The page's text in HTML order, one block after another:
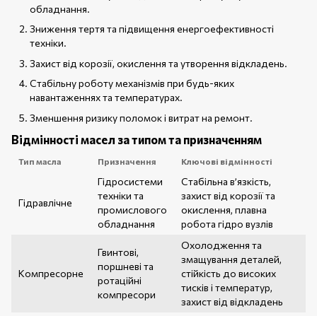
обладнання.
Зниження тертя та підвищення енергоефективності
техніки.
Захист від корозії, окислення та утворення відкладень.
Стабільну роботу механізмів при будь-яких
навантаженнях та температурах.
Зменшення ризику поломок і витрат на ремонт.
Відмінності масел за типом та призначенням
Тип масла Призначення Ключові відмінності
Гідравлічне
Гідросистеми
техніки та
промислового
обладнання
Стабільна в’язкість,
захист від корозії та
окислення, плавна
робота гідро вузлів
Компресорне
Гвинтові,
поршневі та
ротаційні
компресори
Охолодження та
змащування деталей,
стійкість до високих
тисків і температур,
захист від відкладень